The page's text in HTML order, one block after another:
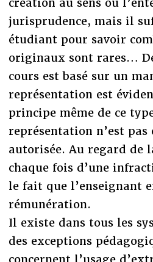
jurisprudence, mais il
étudiant pour savoir
originaux sont rares…
cours est basé sur un
représentation est
principe même de ce
représentation n’est pas
autorisée. Au regard de
chaque fois d’une
le fait que l’enseignant
rémunération.
Il existe dans tous les
des exceptions
concernent l’usage